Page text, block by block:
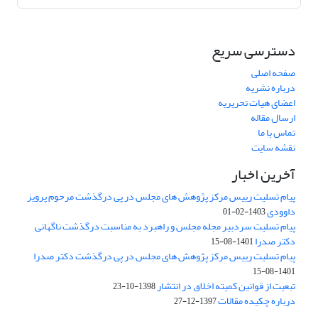
دسترسی سریع
صفحه اصلی
درباره نشریه
اعضای هیات تحریریه
ارسال مقاله
تماس با ما
نقشه سایت
آخرین اخبار
پیام تسلیت رییس مرکز پژوهش های مجلس در پی درگذشت مرحوم پرویز
داوودی1403-02-01
پیام تسلیت سردبیر مجله مجلس و راهبرد به مناسبت درگذشت ناگهانی
دکتر صدرا1401-08-15
پیام تسلیت رییس مرکز پژوهش های مجلس در پی درگذشت دکتر صدرا
1401-08-15
تبعیت از قوانین کمیته اخلاق در انتشار1398-10-23
درباره چکیده مقالات1397-12-27